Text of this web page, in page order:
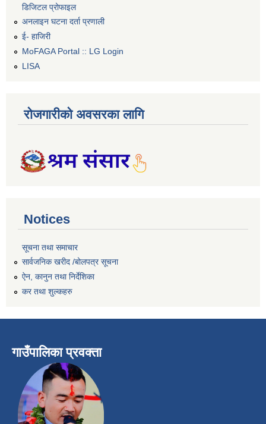
डिजिटल प्रोफाइल
अनलाइन घटना दर्ता प्रणाली
ई- हाजिरी
MoFAGA Portal :: LG Login
LISA
रोजगारीको अवसरका लागि
Notices
सूचना तथा समाचार
सार्वजनिक खरीद /बोलपत्र सूचना
ऐन, कानुन तथा निर्देशिका
कर तथा शुल्कहरु
गाउँपालिका प्रवक्ता